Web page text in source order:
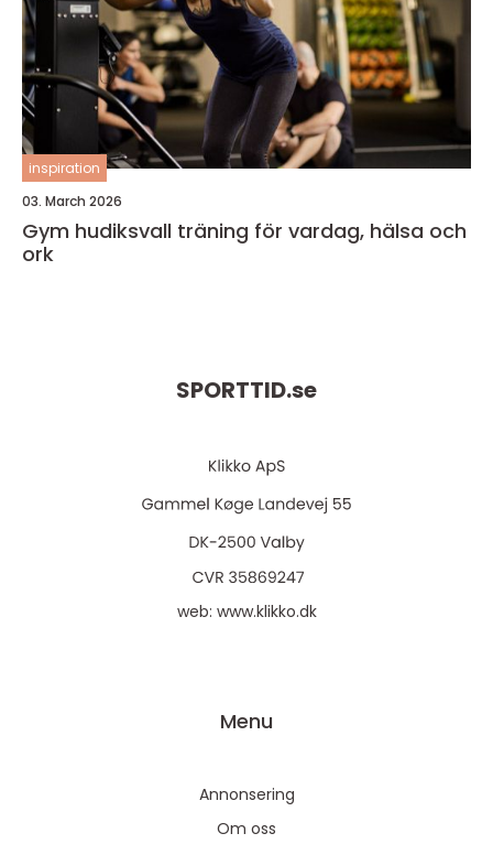
inspiration
03. March 2026
Gym hudiksvall träning för vardag, hälsa och
ork
SPORTTID.se
web: www.klikko.dk
Menu
Annonsering
Om oss